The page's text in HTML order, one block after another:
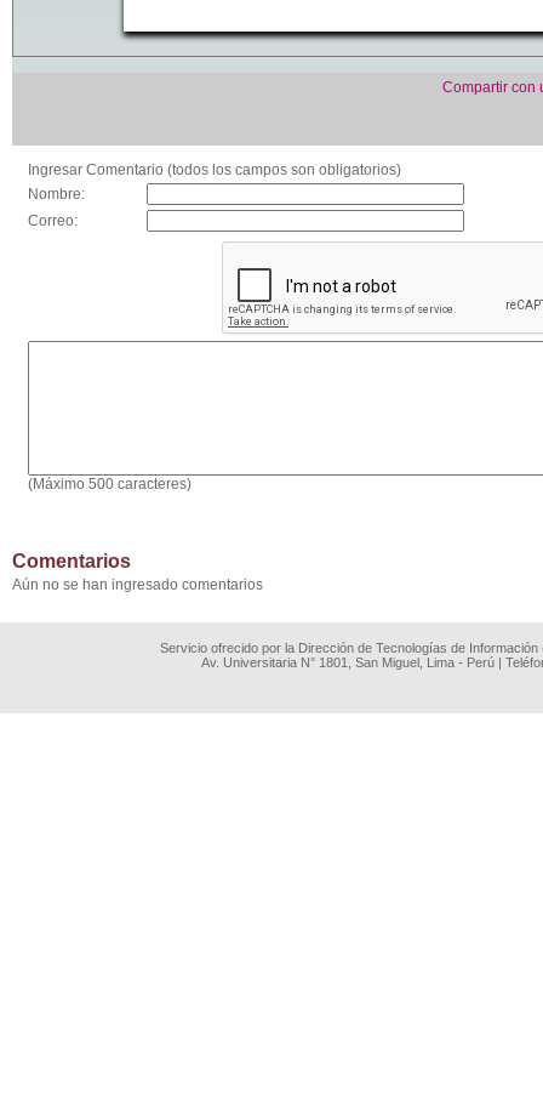
Compartir con
Ingresar Comentario (todos los campos son obligatorios)
Nombre:
Correo:
(Máximo 500 caracteres)
Comentarios
Aún no se han ingresado comentarios
Servicio ofrecido por la Dirección de Tecnologías de
Av. Universitaria N° 1801, San Miguel, Lima - Perú |